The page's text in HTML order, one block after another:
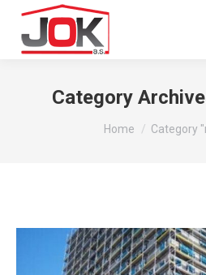
Category
You are here:
Home Category